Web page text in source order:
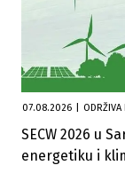
07.08.2026 ODRŽIVA
SECW 2026 u
energetiku i